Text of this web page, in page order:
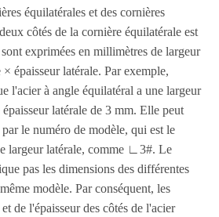
équilatérales et des cornières
côtés de la cornière équilatérale est
exprimées en millimètres de largeur
épaisseur latérale. Par exemple,
à angle équilatéral a une largeur
latérale de 3 mm. Elle peut
le numéro de modèle, qui est le
largeur latérale, comme ∟3#. Le
pas les dimensions des différentes
modèle. Par conséquent, les
de l'épaisseur des côtés de l'acier